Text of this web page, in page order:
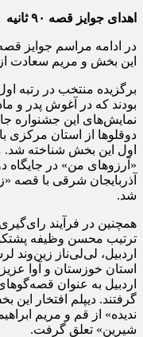
اهدای جوایز قصه ۹۰ ثانیه
این بخش و مریم سعادت از
بودند که در آغوش پدر و
نمایش‌های این جشنواره
دوقلوها از استان مرکزی
اول این بخش شناخته شد.
«آرزوهای من» در جایگاه
آذربایجان شرقی با
شد.
همچنین در فرآیند
ترتیب محسن وظیفه
اردبیل، لی‌لی‌ناز
استان خوزستان و آوا
اردبیل به عنوان
گرفتند. دیپلم افتخار
ندیده» از قم و مریم
شیرین» تعلق گرفت.